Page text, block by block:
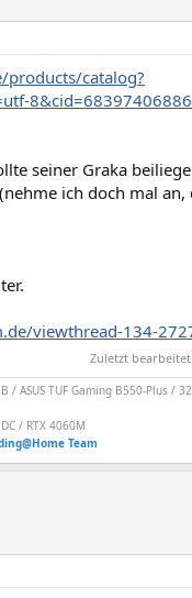
catalog?
seiner Graka
ich doch mal an,
viewthread-134-
Zuletzt bearbeitet:
/ ASUS TUF Gaming B550-Plus /
/ RTX 4060M
Team